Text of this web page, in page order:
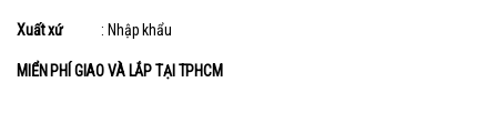
Xuất xứ : Nhập khẩu
MIỂN PHÍ GIAO VÀ LẮP TẠI TPHCM